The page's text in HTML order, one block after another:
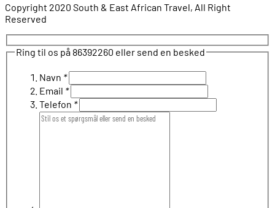
Copyright 2020 South & East African Travel, All Right
Reserved
Ring til os på 86392260 eller send en besked
Navn *
Email *
Telefon *